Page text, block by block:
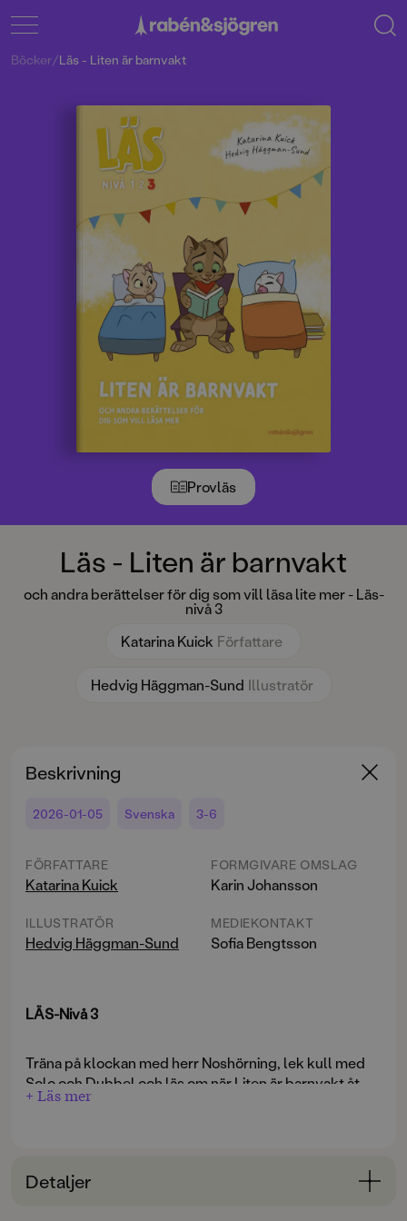
Provläs
Läs - Liten är barnvakt
och andra berättelser för dig som vill läsa lite mer - Läs-
nivå 3
Katarina Kuick Författare
Hedvig Häggman-Sund Illustratör
Böcker/Läs - Liten är barnvakt
Beskrivning
2026-01-05 Svenska 3-6
FÖRFATTARE
Katarina Kuick
ILLUSTRATÖR
Hedvig Häggman-Sund
FORMGIVARE OMSLAG
Karin Johansson
MEDIEKONTAKT
Sofia Bengtsson
LÄS-Nivå 3
Träna på klockan med herr Noshörning, lek kull med
Solo och Dubbel och läs om när Liten är barnvakt åt
sina småsyskon.
läsutmaningar.
+ Läs mer
Detaljer